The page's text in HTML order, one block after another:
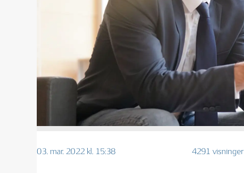
03. mar. 2022 kl. 15:38 4291 visninger